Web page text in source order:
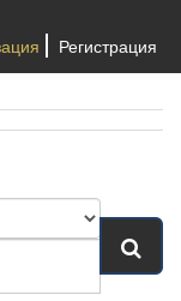
Регистрация